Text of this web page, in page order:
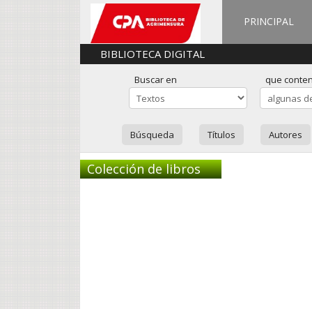
PRINCIPAL
BIBLIOTECA DIGITAL
Buscar en que
Búsqueda Títulos Autores
Colección de libros